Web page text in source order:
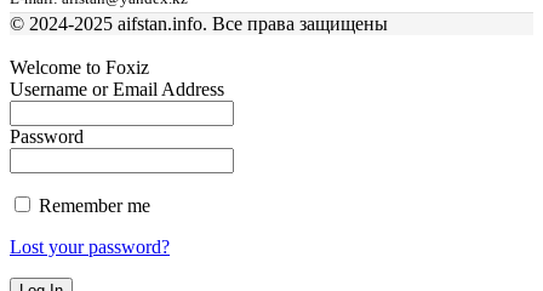
© 2024-2025 aifstan.info. Все права защищены
Welcome to Foxiz
Username or Email Address
Password
Remember me
Lost your password?